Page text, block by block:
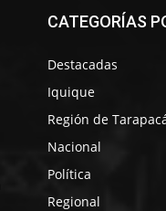
CATEGORÍAS
Destacadas
Iquique
Región de
Nacional
Política
Regional